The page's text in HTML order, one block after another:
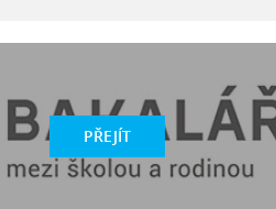
PŘEJÍT